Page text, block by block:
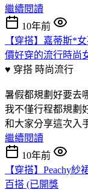
繼續閱讀
10年前
【穿搭】嘉蒂斯*
價好穿的流行時尚
♥ 穿搭 時尚流行
暑假都規劃好要去
我不僅行程都規劃
和大家分享這次入
繼續閱讀
10年前
【穿搭】Peachy
百搭 (已開獎